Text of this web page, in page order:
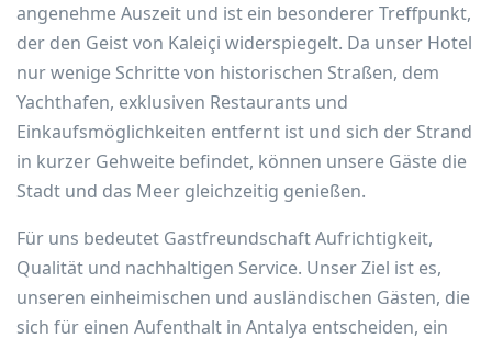
angenehme Auszeit und ist ein besonderer Treffpunkt,
der den Geist von Kaleiçi widerspiegelt. Da unser Hotel
nur wenige Schritte von historischen Straßen, dem
Yachthafen, exklusiven Restaurants und
Einkaufsmöglichkeiten entfernt ist und sich der Strand
in kurzer Gehweite befindet, können unsere Gäste die
Stadt und das Meer gleichzeitig genießen.
Für uns bedeutet Gastfreundschaft Aufrichtigkeit,
Qualität und nachhaltigen Service. Unser Ziel ist es,
unseren einheimischen und ausländischen Gästen, die
sich für einen Aufenthalt in Antalya entscheiden, ein